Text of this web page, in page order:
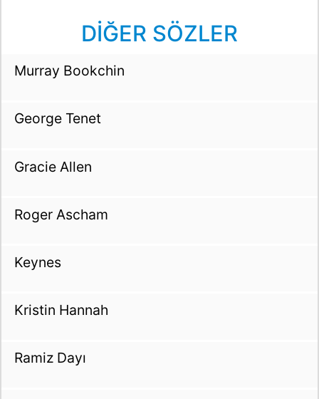
DİĞER SÖZLER
Murray Bookchin
George Tenet
Gracie Allen
Roger Ascham
Keynes
Kristin Hannah
Ramiz Dayı